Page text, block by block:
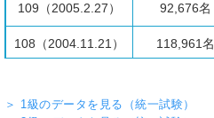
109（2005.2.27） 92,676名
108（2004.11.21） 118,961名
106（2004.2.22） 90,407名
＞ 1級のデータを見る（統一試験）